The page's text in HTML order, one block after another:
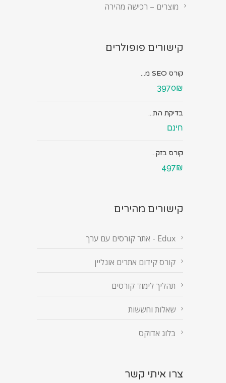
מוצרים – רכישה מהירה
קישורים פופולרים
קורס SEO מ...
3970₪
בדיקת הת...
חינם
קורס בזק...
497₪
קישורים מהירים
Edux - אתר קורסים עם ערך
קורס קידום אתרים אונליין
תהליך לימוד קורסים
שאלות וחששות
בלוג אדוקס
צרו איתי קשר